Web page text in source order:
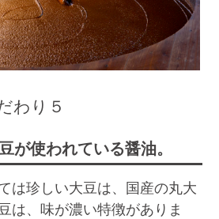
わり５
が使われている醤油。
は珍しい大豆は、国産の丸大
は、味が濃い特徴がありま